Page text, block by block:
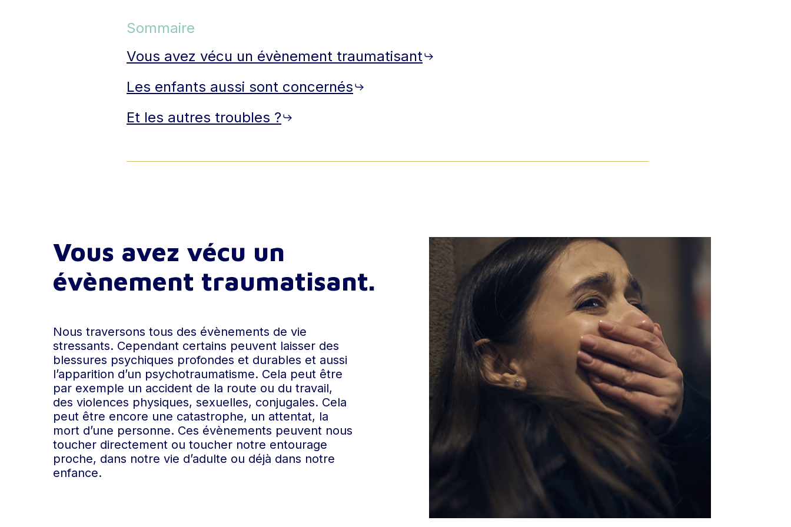
Sommaire
Vous avez vécu un évènement traumatisant
Les enfants aussi sont concernés
Et les autres troubles ?
Vous avez vécu un
évènement traumatisant.
Nous traversons tous des évènements de vie
stressants. Cependant certains peuvent laisser des
blessures psychiques profondes et durables et aussi
l’apparition d’un psychotraumatisme. Cela peut être
par exemple un accident de la route ou du travail,
des violences physiques, sexuelles, conjugales. Cela
peut être encore une catastrophe, un attentat, la
mort d’une personne. Ces évènements peuvent nous
toucher directement ou toucher notre entourage
proche, dans notre vie d’adulte ou déjà dans notre
enfance.